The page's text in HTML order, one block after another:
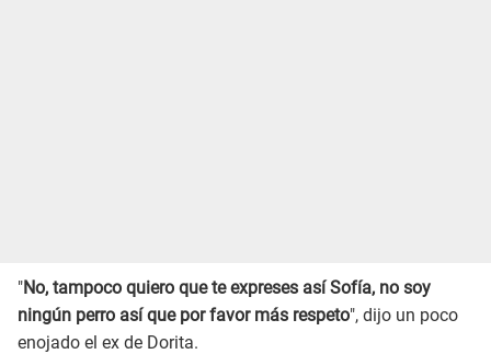
"No, tampoco quiero que te expreses así Sofía, no soy
ningún perro así que por favor más respeto", dijo un poco
enojado el ex de Dorita.